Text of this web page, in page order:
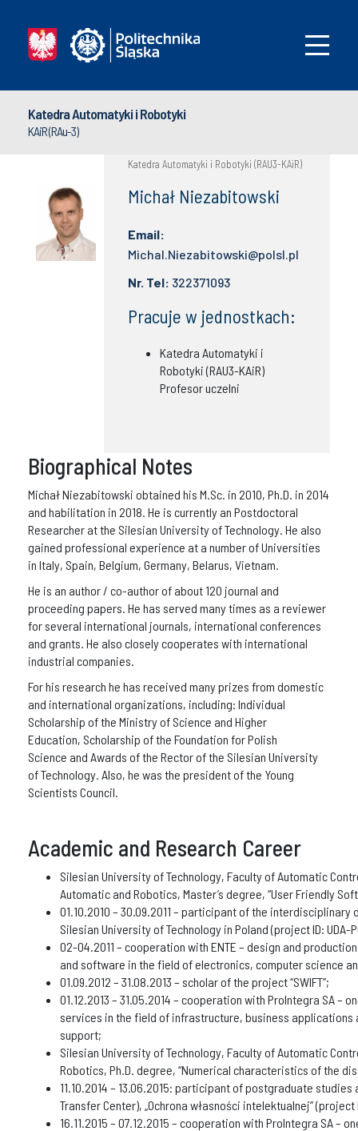
Katedra Automatyki i Robotyki
KAiR (RAu-3)
Katedra Automatyki i Robotyki (RAU3-KAiR)
Michał Niezabitowski
Email:
Michal.Niezabitowski@polsl.pl
Nr. Tel: 322371093
Pracuje w jednostkach:
Katedra Automatyki i
Robotyki (RAU3-KAiR)
Profesor uczelni
Biographical Notes
Michał Niezabitowski obtained his M.Sc. in 2010, Ph.D. in 2014
and habilitation in 2018. He is currently an Postdoctoral
Researcher at the Silesian University of Technology. He also
gained professional experience at a number of Universities
in Italy, Spain, Belgium, Germany, Belarus, Vietnam.
He is an author / co-author of about 120 journal and
proceeding papers. He has served many times as a reviewer
for several international journals, international conferences
and grants. He also closely cooperates with international
industrial companies.
For his research he has received many prizes from domestic
and international organizations, including: Individual
Scholarship of the Ministry of Science and Higher
Education, Scholarship of the Foundation for Polish
Science and Awards of the Rector of the Silesian University
of Technology. Also, he was the president of the Young
Scientists Council.
Academic and Research Career
Silesian University of Technology, Faculty of Automatic
Automatic and Robotics, Master’s degree, “User Friendly
01.10.2010 – 30.09.2011 – participant of the
Silesian University of Technology in Poland (project ID: UDA-
02-04.2011 – cooperation with ENTE – design and
and software in the field of electronics, computer science
01.09.2012 – 31.08.2013 – scholar of the project “SWIFT”;
01.12.2013 – 31.05.2014 – cooperation with ProIntegra SA
services in the field of infrastructure, business
support;
Silesian University of Technology, Faculty of Automatic
Robotics, Ph.D. degree, “Numerical characteristics of the
11.10.2014 – 13.06.2015: participant of postgraduate
Transfer Center), „Ochrona własności intelektualnej”
16.11.2015 – 07.12.2015 – cooperation with ProIntegra SA